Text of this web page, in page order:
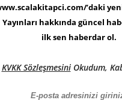
’daki
Yayınları hakkında güncel
ilk sen haberdar ol.
KVKK SözleşmesiniOkudum,